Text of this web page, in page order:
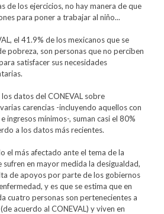
de los ejercicios, no hay manera de que
para poner a trabajar al niño...
el 41.9% de los mexicanos que se
pobreza, son personas que no perciben
satisfacer sus necesidades
datos del CONEVAL sobre
carencias -incluyendo aquellos con
ingresos mínimos-, suman casi el 80%
a los datos más recientes.
el más afectado ante el tema de la
en mayor medida la desigualdad,
de apoyos por parte de los gobiernos
y es que se estima que en
cuatro personas son pertenecientes a
acuerdo al CONEVAL) y viven en